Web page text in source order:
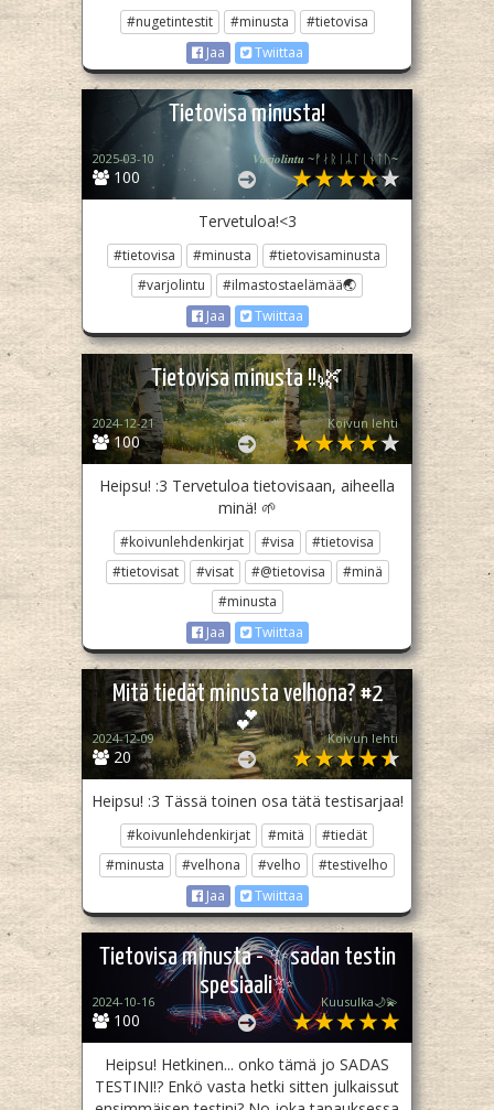
#nugetintestit #minusta
#tietovisa
Jaa
Twiittaa
Tietovisa minusta!
100
2025-03-10 𝑽𝒂𝒓𝒋𝒐𝒍𝒊𝒏𝒕𝒖 ~ᚡᛅᚱᛁᛦᛚᛁᚾᛏᚢ~
Tervetuloa!<3
#tietovisa #minusta
#tietovisaminusta
#varjolintu
#ilmastostaelämää🌏
Jaa
Twiittaa
Tietovisa minusta !!🌿
100
2024-12-21 Koivun lehti
Heipsu! :3 Tervetuloa tietovisaan, aiheella
minä! 🌱
#koivunlehdenkirjat #visa
#tietovisa
#tietovisat
#visat #@tietovisa
#minä
#minusta
Jaa
Twiittaa
Mitä tiedät minusta velhona? #2
💕
20
2024-12-09 Koivun lehti
Heipsu! :3 Tässä toinen osa tätä testisarjaa!
#koivunlehdenkirjat #mitä
#tiedät
#minusta
#velhona #velho
#testivelho
Jaa
Twiittaa
Tietovisa minusta - ✨️sadan testin
spesiaali✨️
100
2024-10-16 Kuusulka🌙💫
Heipsu! Hetkinen... onko tämä jo SADAS
TESTINI!? Enkö vasta hetki sitten julkaissut